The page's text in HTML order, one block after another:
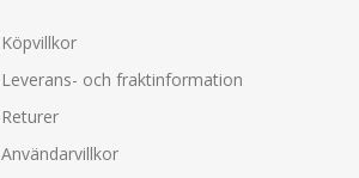
Köpvillkor
Leverans- och fraktinformation
Returer
Användarvillkor